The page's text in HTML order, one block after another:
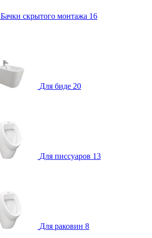
Бачки скрытого монтажа 16
Для биде 20
Для писсуаров 13
Для раковин 8